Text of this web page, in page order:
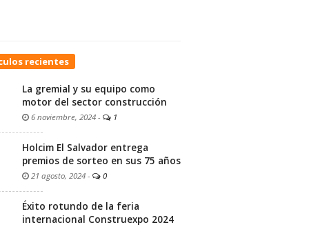
recientes
La gremial y su equipo como
motor del sector construcción
6 noviembre, 2024 - 1
Holcim El Salvador entrega
premios de sorteo en sus 75 años
21 agosto, 2024 - 0
Éxito rotundo de la feria
internacional Construexpo 2024